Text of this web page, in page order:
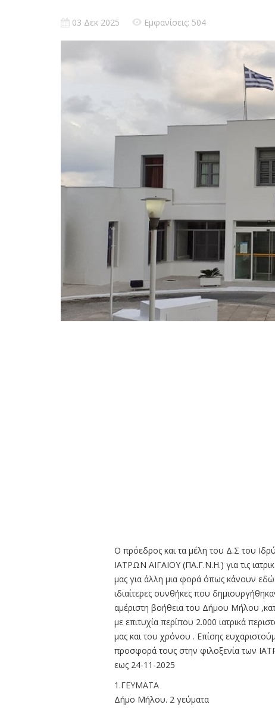
03 Δεκ 2025 Εμφανίσεις: 504
Ο πρόεδρος και τα μέλη του Δ.Σ του
ΙΑΤΡΩΝ ΑΙΓΑΙΟΥ (ΠΑ.Γ.Ν.Η.) για τις
μας για άλλη μια φορά όπως κάνουν εδώ
ιδιαίτερες συνθήκες που
αμέριστη βοήθεια του Δήμου Μήλου
με επιτυχία περίπου 2.000 ιατρικά
μας και του χρόνου . Επίσης
προσφορά τους στην φιλοξενία των
εως 24-11-2025
1.ΓΕΥΜΑΤΑ
Δήμο Μήλου. 2 γεύματα